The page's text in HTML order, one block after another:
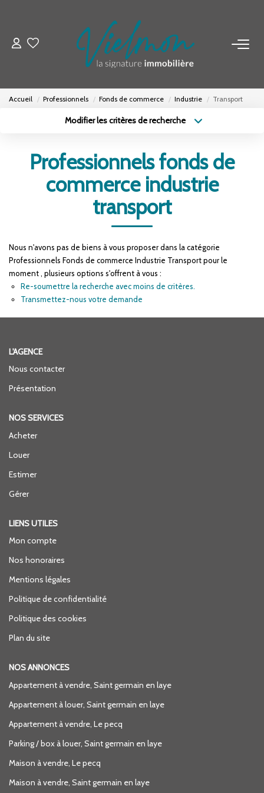
NOS BIENS
Acheter
Biens Vendus
ESTIMER
FAIRE GÉRER
ENTREPRISES
Accueil Professionnels Fonds de commerce Industrie Transport
Modifier les critères de recherche
Sélectionnez...
Type de bien
Surface min
Professionnels fonds de
commerce industrie
transport
Nous n'avons pas de biens à vous proposer dans la catégorie
Professionnels Fonds de commerce Industrie Transport pour le
moment , plusieurs options s'offrent à vous :
Re-soumettre la recherche avec moins de critères.
Transmettez-nous votre demande
L'AGENCE
Nous contacter
Présentation
NOS SERVICES
Acheter
Louer
Estimer
Gérer
LIENS UTILES
Mon compte
Nos honoraires
Mentions légales
Politique de confidentialité
Politique des cookies
Plan du site
NOS ANNONCES
Appartement à vendre, Saint germain en laye
Appartement à louer, Saint germain en laye
Appartement à vendre, Le pecq
Parking / box à louer, Saint germain en laye
Maison à vendre, Le pecq
Maison à vendre, Saint germain en laye